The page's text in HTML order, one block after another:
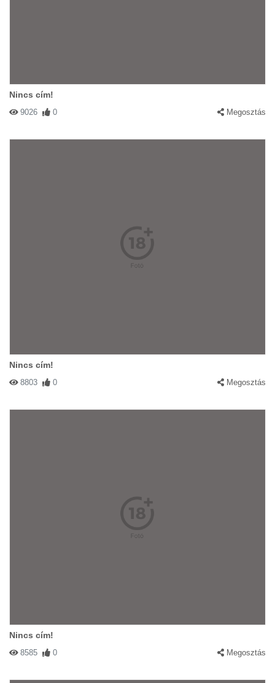
Nincs cím!
9026 0 Megosztás
Nincs cím!
8803 0 Megosztás
Nincs cím!
8585 0 Megosztás